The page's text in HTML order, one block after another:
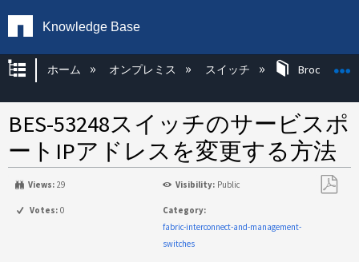
Knowledge Base
グローバル階層を展開/折りたたむ
ホーム オンプレミス スイッチ Brocade KB
BES-53248スイッチのサービスポ
ートIPアドレスを変更する方法
Views: 29 Visibility: Public
Votes: 0
Category:
fabric-interconnect-and-management-
switches